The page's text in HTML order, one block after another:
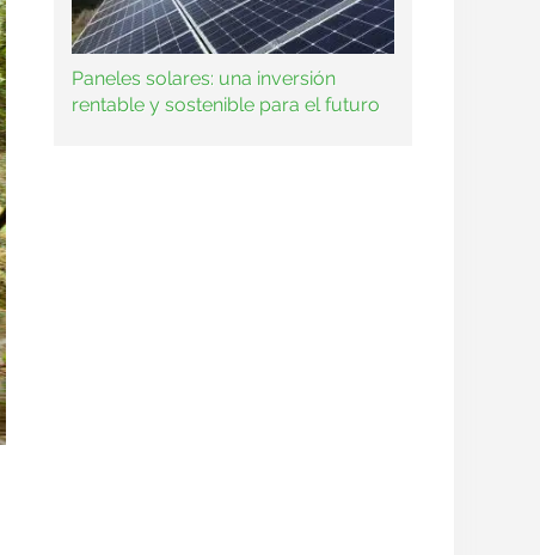
Paneles solares: una inversión
rentable y sostenible para el futuro